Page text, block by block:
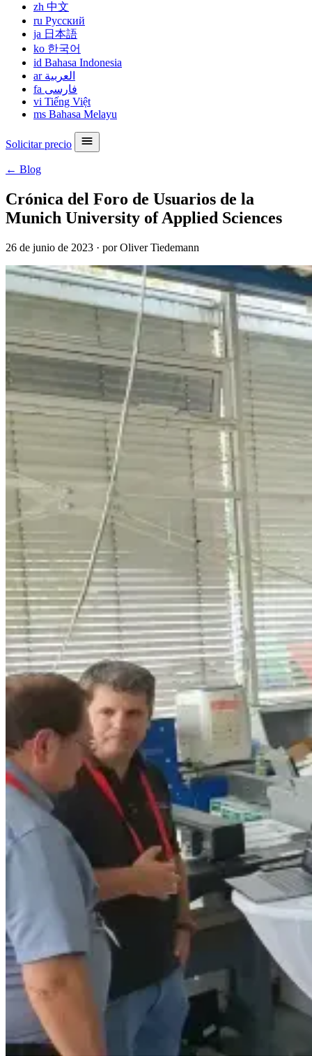
zh 中文
ru Русский
ja 日本語
ko 한국어
id Bahasa Indonesia
ar العربية
fa فارسی
vi Tiếng Việt
ms Bahasa Melayu
Solicitar precio
← Blog
Crónica del Foro de Usuarios de la
Munich University of Applied Sciences
26 de junio de 2023 · por Oliver Tiedemann